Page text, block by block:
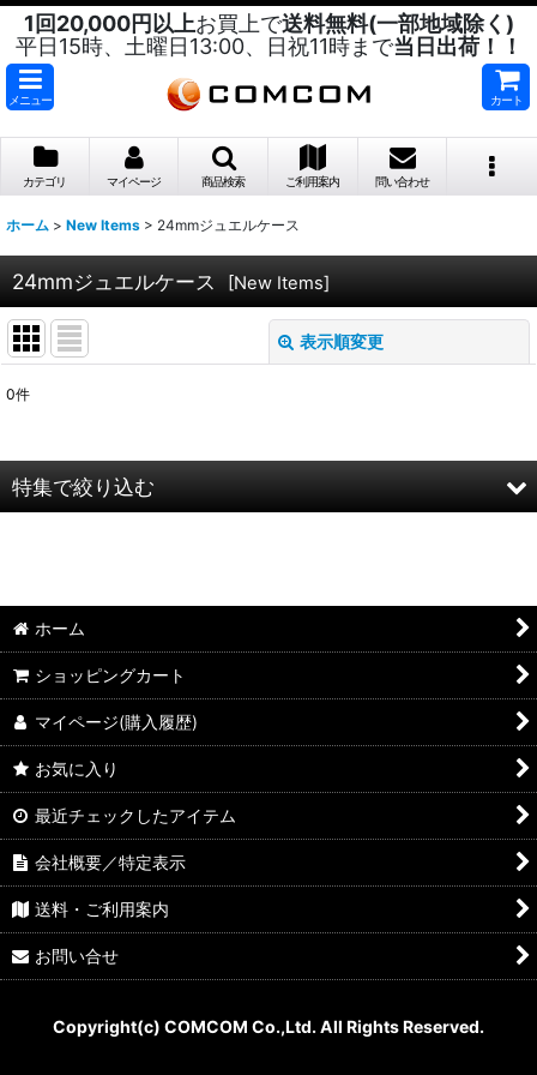
1回20,000円以上お買上で送料無料(一部地域除く)
平日15時、土曜日13:00、日祝11時まで当日出荷！！
メニュー カート
カテゴリ マイページ 商品検索 ご利用案内 問い合わせ
ホーム > New Items > 24mmジュエルケース
24mmジュエルケース [New Items]
表示順変更
並び順 :
0件
特集で絞り込む
7mmケース
15mmケース
27mmケース
35mmケース
5.2mmジュエルケース
10mmジュエルケース
24mmジュエルケース
ホーム
ショッピングカート
マイページ(購入履歴)
お気に入り
最近チェックしたアイテム
会社概要／特定表示
送料・ご利用案内
お問い合せ
Copyright(c) COMCOM Co.,Ltd. All Rights Reserved.